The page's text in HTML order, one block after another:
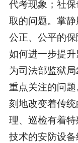
代考现象；社
取的问题。掌静
公正、公平的保
如何进一步提
为司法部监狱
重点关注的问
刻地改变着传
理、巡检有着
技术的安防设